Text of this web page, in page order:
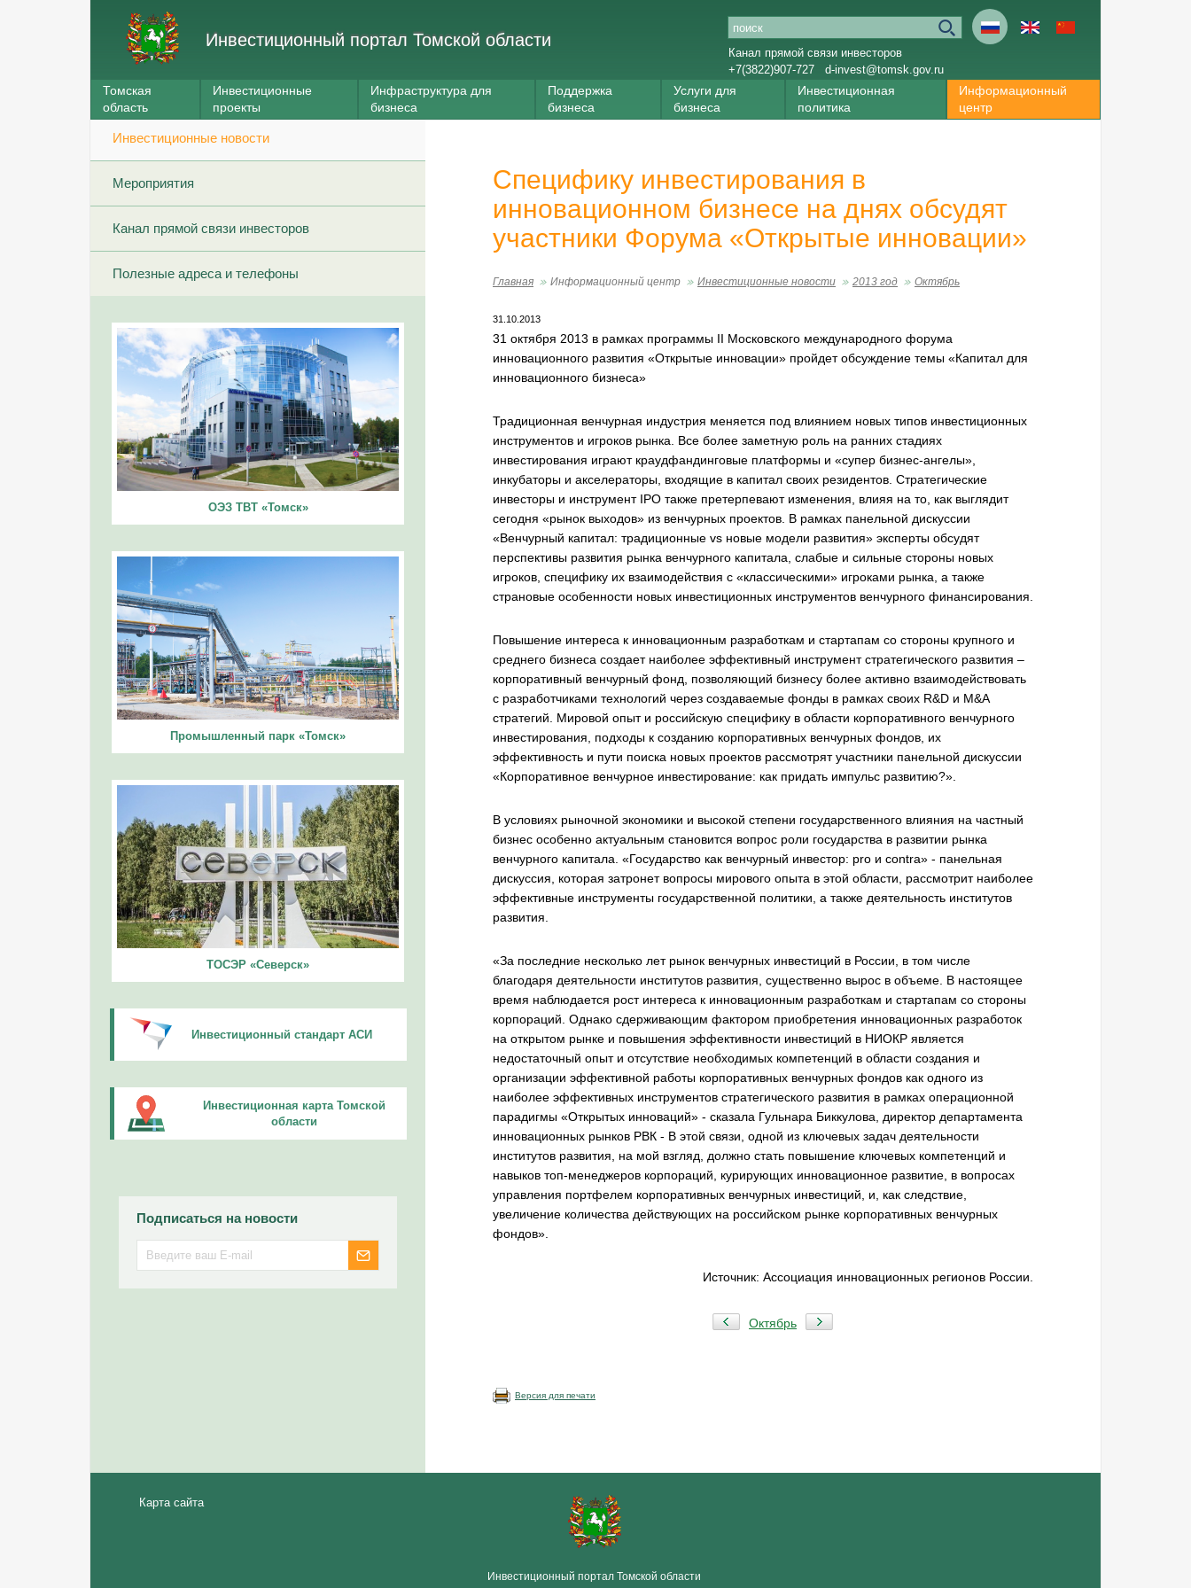
Инвестиционный портал Томской области
Канал прямой связи инвесторов
+7(3822)907-727
d-invest@tomsk.gov.ru
Томская
область
Инвестиционные
проекты
Инфраструктура для
бизнеса
Поддержка
бизнеса
Услуги для
бизнеса
Инвестиционная
политика
Информационный
центр
Инвестиционные новости
Мероприятия
Канал прямой связи инвесторов
Полезные адреса и телефоны
ОЭЗ ТВТ «Томск»
Промышленный парк «Томск»
ТОСЭР «Северск»
Инвестиционный стандарт АСИ
Инвестиционная карта Томской
области
Подписаться на новости
Специфику инвестирования в
инновационном бизнесе на днях обсудят
участники Форума «Открытые инновации»
Главная Информационный центр Инвестиционные новости 2013 год Октябрь
31.10.2013
31 октября 2013 в рамках программы II Московского международного форума
инновационного развития «Открытые инновации» пройдет обсуждение темы «Капитал для
инновационного бизнеса»
Традиционная венчурная индустрия меняется под влиянием новых типов инвестиционных
инструментов и игроков рынка. Все более заметную роль на ранних стадиях
инвестирования играют краудфандинговые платформы и «супер бизнес-ангелы»,
инкубаторы и акселераторы, входящие в капитал своих резидентов. Стратегические
инвесторы и инструмент IPO также претерпевают изменения, влияя на то, как выглядит
сегодня «рынок выходов» из венчурных проектов. В рамках панельной дискуссии
«Венчурный капитал: традиционные vs новые модели развития» эксперты обсудят
перспективы развития рынка венчурного капитала, слабые и сильные стороны новых
игроков, специфику их взаимодействия с «классическими» игроками рынка, а также
страновые особенности новых инвестиционных инструментов венчурного финансирования.
Повышение интереса к инновационным разработкам и стартапам со стороны крупного и
среднего бизнеса создает наиболее эффективный инструмент стратегического развития –
корпоративный венчурный фонд, позволяющий бизнесу более активно взаимодействовать
с разработчиками технологий через создаваемые фонды в рамках своих R&D и M&A
стратегий. Мировой опыт и российскую специфику в области корпоративного венчурного
инвестирования, подходы к созданию корпоративных венчурных фондов, их
эффективность и пути поиска новых проектов рассмотрят участники панельной дискуссии
«Корпоративное венчурное инвестирование: как придать импульс развитию?».
В условиях рыночной экономики и высокой степени государственного влияния на частный
бизнес особенно актуальным становится вопрос роли государства в развитии рынка
венчурного капитала. «Государство как венчурный инвестор: pro и contra» - панельная
дискуссия, которая затронет вопросы мирового опыта в этой области, рассмотрит наиболее
эффективные инструменты государственной политики, а также деятельность институтов
развития.
«За последние несколько лет рынок венчурных инвестиций в России, в том числе
благодаря деятельности институтов развития, существенно вырос в объеме. В настоящее
время наблюдается рост интереса к инновационным разработкам и стартапам со стороны
корпораций. Однако сдерживающим фактором приобретения инновационных разработок
на открытом рынке и повышения эффективности инвестиций в НИОКР является
недостаточный опыт и отсутствие необходимых компетенций в области создания и
организации эффективной работы корпоративных венчурных фондов как одного из
наиболее эффективных инструментов стратегического развития в рамках операционной
парадигмы «Открытых инноваций» - сказала Гульнара Биккулова, директор департамента
инновационных рынков РВК - В этой связи, одной из ключевых задач деятельности
институтов развития, на мой взгляд, должно стать повышение ключевых компетенций и
навыков топ-менеджеров корпораций, курирующих инновационное развитие, в вопросах
управления портфелем корпоративных венчурных инвестиций, и, как следствие,
увеличение количества действующих на российском рынке корпоративных венчурных
фондов».
Источник: Ассоциация инновационных регионов России.
Октябрь
Версия для печати
Карта сайта
Инвестиционный портал Томской области